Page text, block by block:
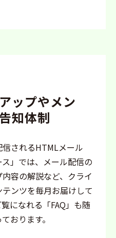
ップやメン
知体制
されるHTMLメール
ス」では、メール配信の
容の解説など、クライ
ンツを毎月お届けして
になれる「FAQ」も随
おります。